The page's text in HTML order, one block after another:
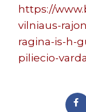
https://
vilniaus-
ragina-is-h-
piliecio-